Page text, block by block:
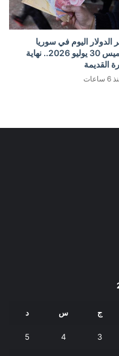
الدولار اليوم في سوريا
الخميس 30 يوليو 2026.. نهاية
القديمة
ج س د
3
4
5